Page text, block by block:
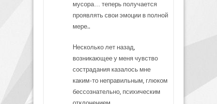
мусора… теперь получается
проявлять свои эмоции в полной
мере..
Несколько лет назад,
возникающее у меня чувство
сострадания казалось мне
каким-то неправильным, глюком
бессознательно, психическим